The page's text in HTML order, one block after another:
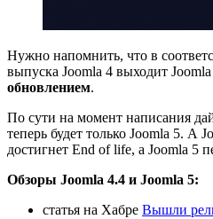
Нужно напомнить, что в
выпуска Joomla 4 выходит
обновлением.
По сути на момент написания
теперь будет только Joomla 5. А
достигнет End of life, а Joomla 5
Обзоры Joomla 4.4 и Joomla 5:
статья на Хабре Вышли